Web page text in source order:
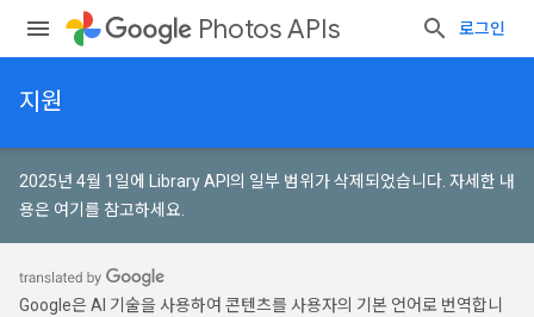
Photos APIs 로그인
지원
2025년 4월 1일에 Library API의 일부 범위가 삭제되었습니다. 자세한 내
용은 여기를 참고하세요
Google은 AI 기술을 사용하여 콘텐츠를 사용자의 기본 언어로 번역합니